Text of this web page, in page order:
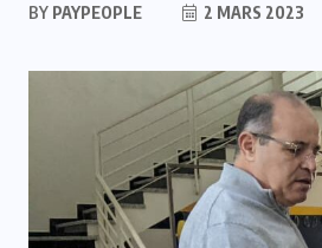
BY PAYPEOPLE 2 MARS 2023